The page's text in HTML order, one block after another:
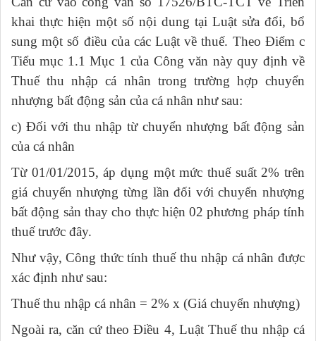
khai thực hiện một số nội dung tại Luật sửa đổi, bổ
sung một số điều của các Luật về thuế. Theo Điểm c
Tiểu mục 1.1 Mục 1 của Công văn này quy định về
Thuế thu nhập cá nhân trong trường hợp chuyển
nhượng bất động sản của cá nhân như sau:
c) Đối với thu nhập từ chuyển nhượng bất động sản
của cá nhân
Từ 01/01/2015, áp dụng một mức thuế suất 2% trên
giá chuyển nhượng từng lần đối với chuyển nhượng
bất động sản thay cho thực hiện 02 phương pháp tính
thuế trước đây.
Như vậy, Công thức tính thuế thu nhập cá nhân được
xác định như sau:
Thuế thu nhập cá nhân = 2% x (Giá chuyển nhượng)
Ngoài ra, căn cứ theo Điều 4, Luật Thuế thu nhập cá